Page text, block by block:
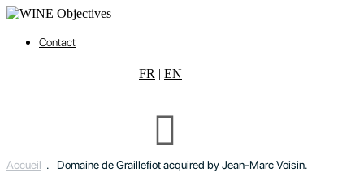
Contact
FR | EN
Accueil . Domaine de Graillefiot acquired by Jean-Marc Voisin.